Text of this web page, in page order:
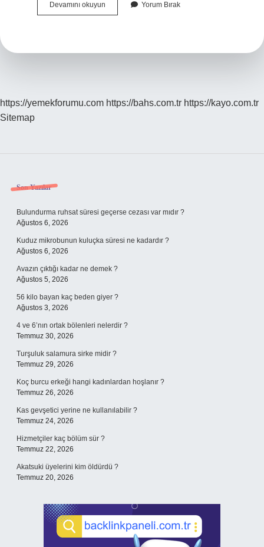
Devamını okuyun
Için
Yorum Bırak
https://yemekforumu.com https://bahs.com.tr https://kayo.com.tr
Sitemap
Sidebar
Son Yazılar
Bulundurma ruhsat süresi geçerse cezası var mıdır ?
Ağustos 6, 2026
Kuduz mikrobunun kuluçka süresi ne kadardır ?
Ağustos 6, 2026
Avazın çıktığı kadar ne demek ?
Ağustos 5, 2026
56 kilo bayan kaç beden giyer ?
Ağustos 3, 2026
4 ve 6’nın ortak bölenleri nelerdir ?
Temmuz 30, 2026
Turşuluk salamura sirke midir ?
Temmuz 29, 2026
Koç burcu erkeği hangi kadınlardan hoşlanır ?
Temmuz 26, 2026
Kas gevşetici yerine ne kullanılabilir ?
Temmuz 24, 2026
Hizmetçiler kaç bölüm sür ?
Temmuz 22, 2026
Akatsuki üyelerini kim öldürdü ?
Temmuz 20, 2026